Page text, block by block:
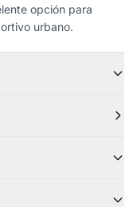
opción para
urbano.